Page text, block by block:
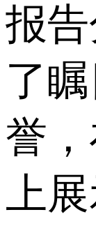
报
了
誉
上